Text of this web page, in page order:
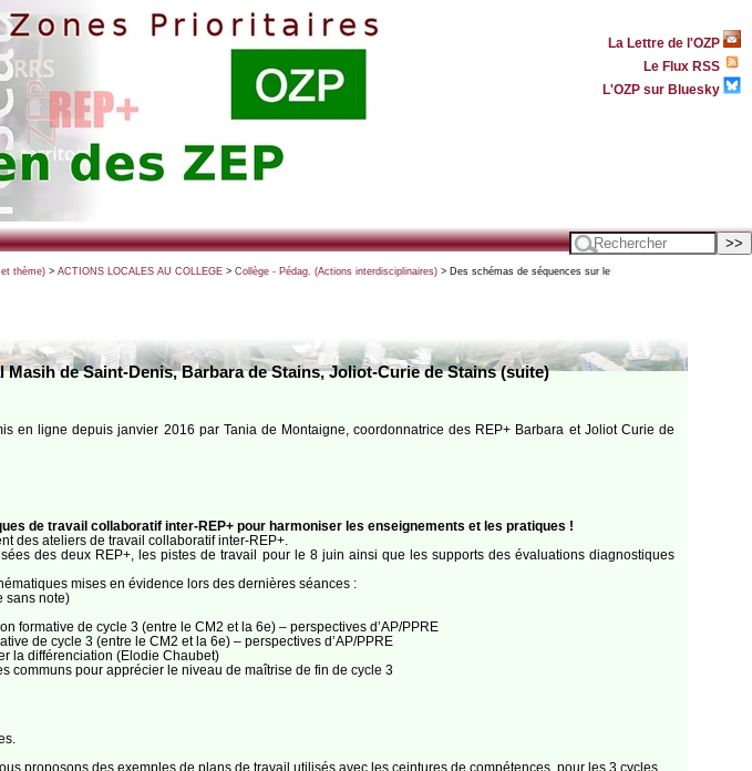
La Lettre de l'OZP
Le Flux RSS
L'OZP sur Bluesky
thème)> ACTIONS LOCALES AU COLLEGE> Collège - Pédag. (Actions interdisciplinaires)> Des schémas de séquences sur le
de Saint-Denis, Barbara de Stains, Joliot-Curie de Stains (suite)
en ligne depuis janvier 2016 par Tania de Montaigne, coordonnatrice des REP+ Barbara et Joliot Curie de
de travail collaboratif inter-REP+ pour harmoniser les enseignements et les pratiques !
des ateliers de travail collaboratif inter-REP+.
des deux REP+, les pistes de travail pour le 8 juin ainsi que les supports des évaluations diagnostiques
mises en évidence lors des dernières séances :
sans note)
formative de cycle 3 (entre le CM2 et la 6e) – perspectives d’AP/PPRE
de cycle 3 (entre le CM2 et la 6e) – perspectives d’AP/PPRE
la différenciation (Elodie Chaubet)
communs pour apprécier le niveau de maîtrise de fin de cycle 3
proposons des exemples de plans de travail utilisés avec les ceintures de compétences, pour les 3 cycles.